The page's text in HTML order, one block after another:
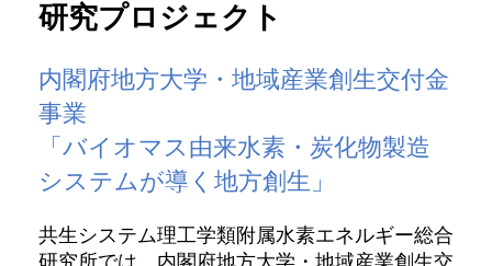
研究プロジェクト
内閣府地方大学・地域産業創生交付金
事業
「バイオマス由来水素・炭化物製造
システムが導く地方創生」
共生システム理工学類附属水素エネルギー総合